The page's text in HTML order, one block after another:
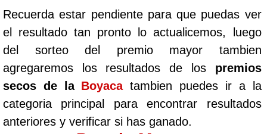
Recuerda estar pendiente para que puedas ver
el resultado tan pronto lo actualicemos, luego
del sorteo del premio mayor tambien
agregaremos los resultados de los premios
secos de la Boyacatambien puedes ir a la
categoria principal para encontrar resultados
anteriores y verificar si has ganado.